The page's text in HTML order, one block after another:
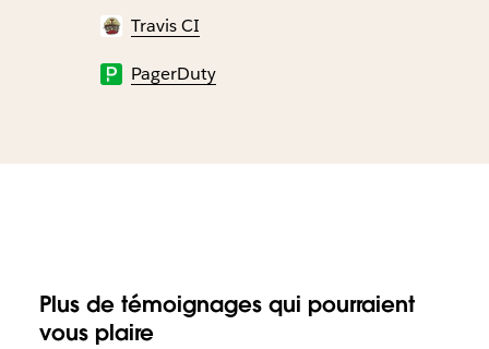
Travis CI
PagerDuty
Plus de témoignages qui pourraient
vous plaire